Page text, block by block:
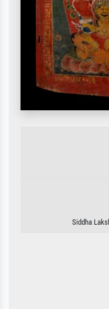
Siddha